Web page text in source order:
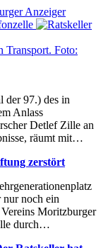
der 97.) des in
Anlass
Detlef Zille an
räumt mit…
zerstört
noch ein
Moritzburger
durch…